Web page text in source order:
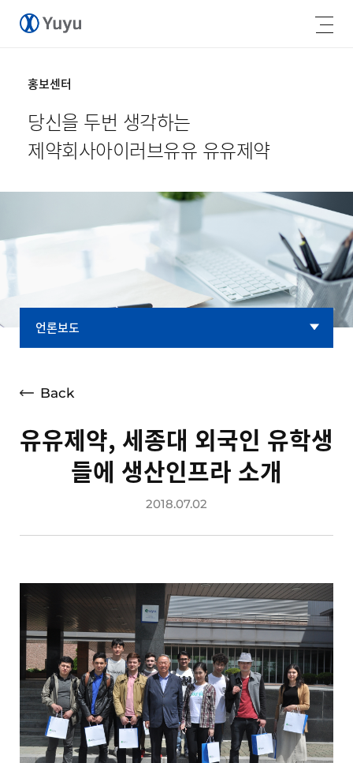
홍보센터
당신을 두번 생각하는
제약회사아이러브유유 유유제약
언론보도
광고소개
공지사항
고객지원
Back
유유제약, 세종대 외국인 유학생
들에 생산인프라 소개
2018.07.02